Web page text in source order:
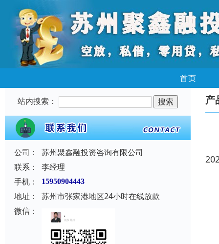
首页
站内搜索：
公司：
苏州聚鑫融投资咨询有限公司
联系：
李经理
手机：
15950904443
地址：
苏州市张家港地区24小时在线放款
微信：
产